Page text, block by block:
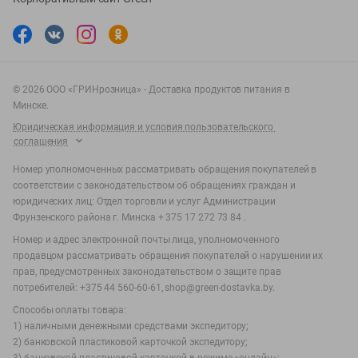
© 2026 ООО «ГРИНрозница» - Доставка продуктов питания в
Минске.
Юридическая информация и условия пользовательского
соглашения
Номер уполномоченных рассматривать обращения покупателей в
соответствии с законодательством об обращениях граждан и
юридических лиц: Отдел торговли и услуг Администрации
Фрунзенского района г. Минска + 375 17 272 73 84 .
Номер и адрес электронной почты лица, уполномоченного
продавцом рассматривать обращения покупателей о нарушении их
прав, предусмотренных законодательством о защите прав
потребителей: +375 44 560-60-61, shop@green-dostavka.by.
Способы оплаты товара:
1) наличными денежными средствами экспедитору;
2) банковской пластиковой карточкой экспедитору;